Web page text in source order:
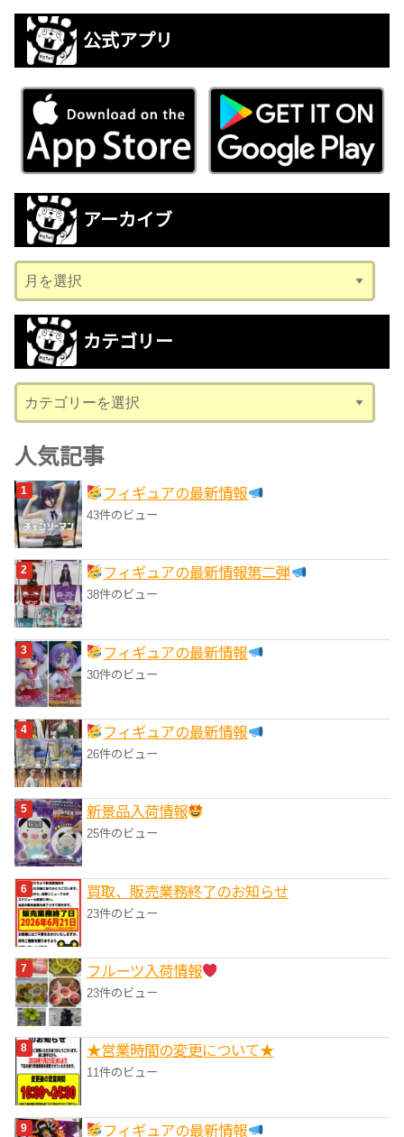
公式アプリ
アーカイブ
ー
カ
ブ
カテゴリー
テ
ゴ
リ
ー
人気記事
フィギュアの最新情報
43件のビュー
フィギュアの最新情報第二弾
38件のビュー
フィギュアの最新情報
30件のビュー
フィギュアの最新情報
26件のビュー
‎新景品入荷情報
25件のビュー
買取、販売業務終了のお知らせ
23件のビュー
フルーツ入荷情報
23件のビュー
★営業時間の変更について★
11件のビュー
フィギュアの最新情報